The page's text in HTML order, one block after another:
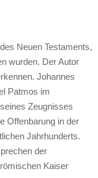
Neuen Testaments,
wurden. Der Autor
Johannes
Patmos im
Zeugnisses
Offenbarung in der
Jahrhunderts.
der
Kaiser